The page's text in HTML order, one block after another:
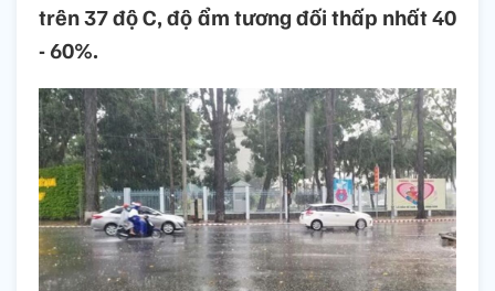
trên 37 độ C, độ ẩm tương đối thấp nhất 40
- 60%.